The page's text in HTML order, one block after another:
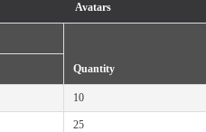
Avatars
Quantity
10
25